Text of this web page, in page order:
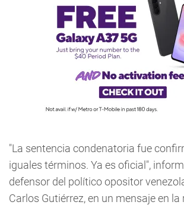
"La sentencia condenatoria fue
iguales términos. Ya es oficial",
defensor del político opositor
Carlos Gutiérrez, en un mensaje en la